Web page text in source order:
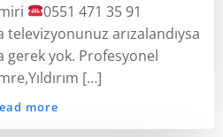
0551 471 35 91
televizyonunuz arızalandıysa
gerek yok. Profesyonel
[…]
more